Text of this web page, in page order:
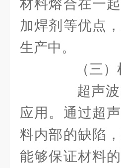
材料熔合在一
加焊剂等优点
生产中。
（三）
超声波
应用。通过超
料内部的缺陷
能够保证材料